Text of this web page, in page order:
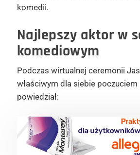
komedii.
Najlepszy aktor w
komediowym
Podczas wirtualnej ceremonii
właściwym dla siebie poczuciem
powiedział: